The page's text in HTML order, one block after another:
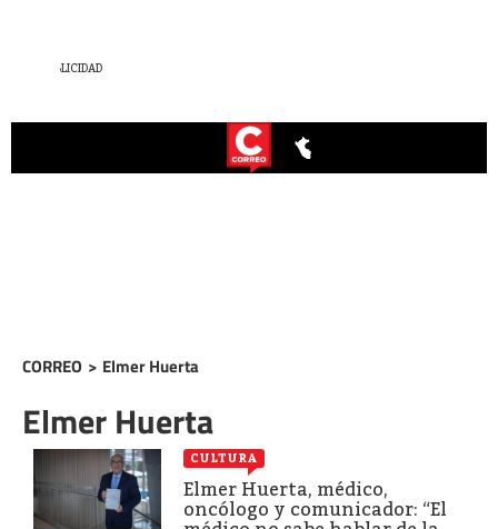
CORREO > Elmer Huerta
Elmer Huerta
CULTURA
Elmer Huerta, médico,
oncólogo y comunicador: “El